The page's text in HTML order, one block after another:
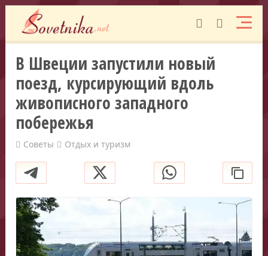
В Швеции запустили новый
поезд, курсирующий вдоль
живописного западного
побережья
Советы Отдых и туризм